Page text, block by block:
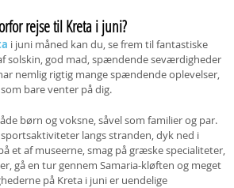
rejse til Kreta i juni?
i juni måned kan du, se frem til fantastiske
solskin, god mad, spændende seværdigheder
nemlig rigtig mange spændende oplevelser,
som bare venter på dig.
børn og voksne, såvel som familier og par.
langs stranden, dyk ned i
et af museerne, smag på græske specialiteter,
gå en tur gennem Samaria-kløften og meget
på Kreta i juni er uendelige